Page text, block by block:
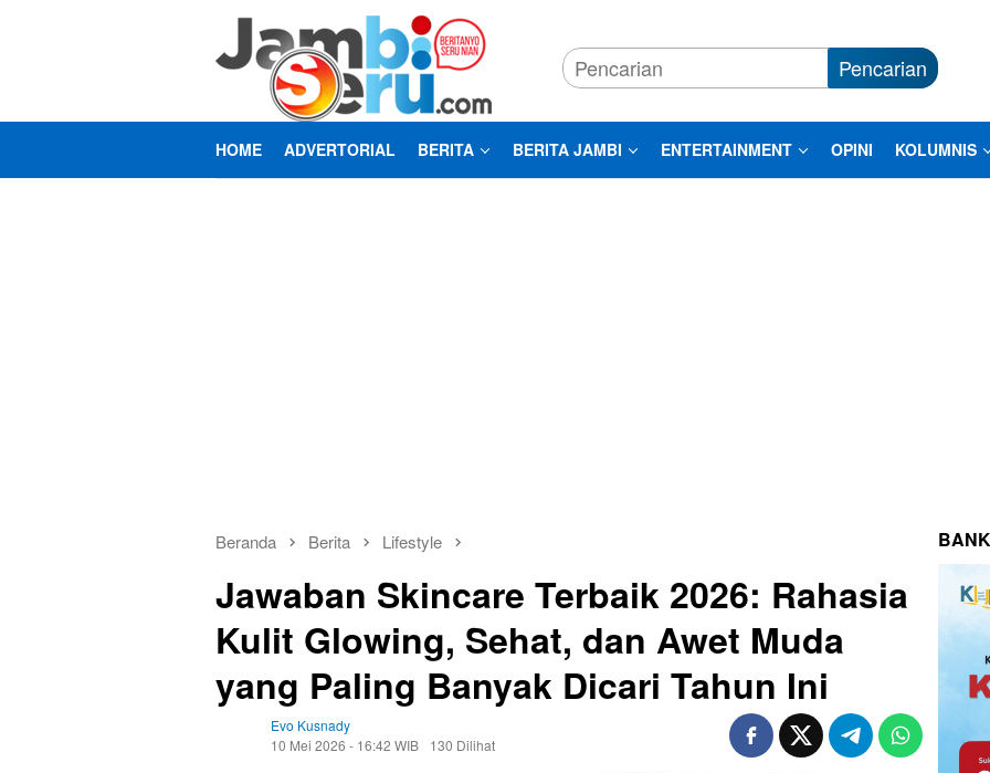
Pencarian
HOME ADVERTORIAL BERITA BERITA JAMBI ENTERTAINMENT OPINI KOLUMNIS
Beranda Berita Lifestyle
Jawaban Skincare Terbaik 2026: Rahasia
Kulit Glowing, Sehat, dan Awet Muda
yang Paling Banyak Dicari Tahun Ini
Evo Kusnady
10 Mei 2026 - 16:42 WIB
130 Dilihat